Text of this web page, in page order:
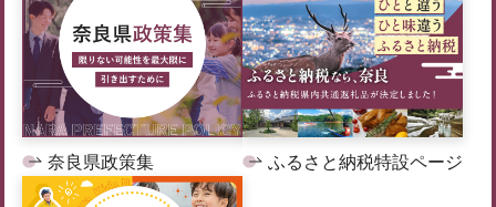
奈良県政策集 ふるさと納税特設ページ